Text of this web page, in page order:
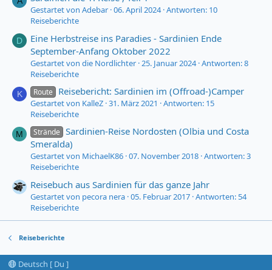
Gestartet von Adebar 06. April 2024 Antworten: 10
Reiseberichte
D
Eine Herbstreise ins Paradies - Sardinien Ende
September-Anfang Oktober 2022
Gestartet von die Nordlichter 25. Januar 2024 Antworten: 8
Reiseberichte
K Route Reisebericht: Sardinien im (Offroad-)Camper
Gestartet von KalleZ 31. März 2021
Antworten: 15
Reiseberichte
M Strände
Sardinien-Reise Nordosten (Olbia und Costa
Smeralda)
Gestartet von MichaelK86 07. November 2018 Antworten: 3
Reiseberichte
Reisebuch aus Sardinien für das ganze Jahr
Gestartet von pecora nera 05. Februar 2017 Antworten: 54
Reiseberichte
Reiseberichte
Deutsch [ Du ]